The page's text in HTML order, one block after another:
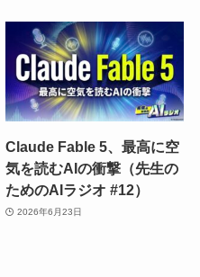
Claude Fable 5、最高に空
気を読むAIの衝撃（先生の
ためのAIラジオ #12）
2026年6月23日